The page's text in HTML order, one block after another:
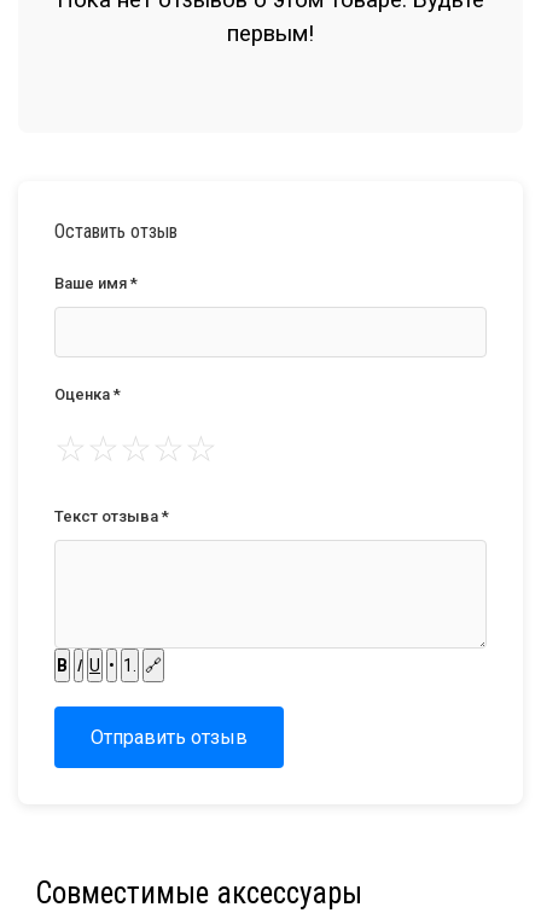
первым!
Оставить отзыв
Ваше имя *
Оценка *
☆☆☆☆☆
Текст отзыва *
B I U • 1. 🔗
Отправить отзыв
Совместимые аксессуары